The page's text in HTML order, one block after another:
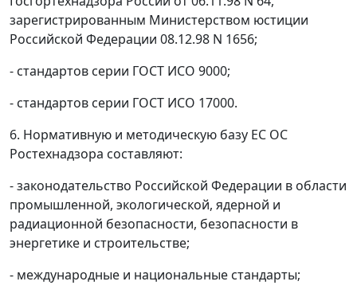
зарегистрированным Министерством юстиции
Российской Федерации 08.12.98 N 1656;
- стандартов серии ГОСТ ИСО 9000;
- стандартов серии ГОСТ ИСО 17000.
6. Нормативную и методическую базу ЕС ОС
Ростехнадзора составляют:
- законодательство Российской Федерации в области
промышленной, экологической, ядерной и
радиационной безопасности, безопасности в
энергетике и строительстве;
- международные и национальные стандарты;